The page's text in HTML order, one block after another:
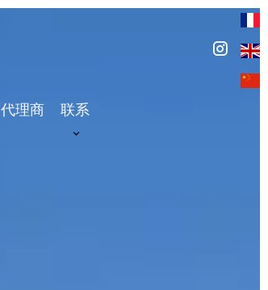
代理商 联系